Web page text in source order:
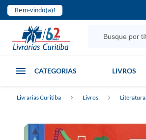
Bem-vindo(a)!
CATEGORIAS LIVROS
Livrarias Curitiba Livros Literatura